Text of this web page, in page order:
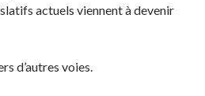
actuels viennent à devenir
d’autres voies.